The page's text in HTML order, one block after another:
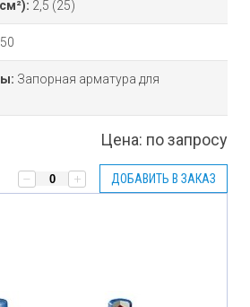
: 2,5 (25)
50
Запорная арматура для
Цена: по запросу
ДОБАВИТЬ В ЗАКАЗ